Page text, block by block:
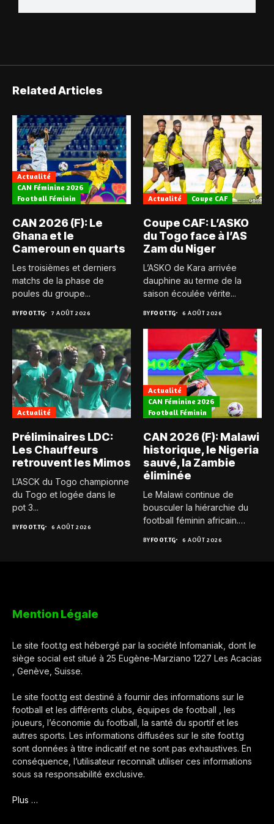
Related Articles
Actualité
CAN Féminine 2026
Football Féminin
CAN 2026 (F): Le
Ghana et le
Cameroun en quarts
Les troisièmes et derniers
matchs de la phase de
poules du groupe...
BYFOOT.TG 7 AOÛT 2026
Actualité Coupe CAF
Coupe CAF: L’ASKO
du Togo face à l’AS
Zam du Niger
L’ASKO de Kara arrivée
dauphine au terme de la
saison écoulée vérite...
BYFOOT.TG 6 AOÛT 2026
Actualité
Préliminaires LDC:
Les Chauffeurs
retrouvent les Mimos
L’ASCK du Togo championne
du Togo et logée dans le
pot 3...
BYFOOT.TG 6 AOÛT 2026
Actualité
CAN Féminine 2026
Football Féminin
CAN 2026 (F): Malawi
historique, le Nigeria
sauvé, la Zambie
éliminée
Le Malawi continue de
bousculer la hiérarchie du
football féminin africain.
BYFOOT.TG 6 AOÛT 2026
Mention Légale
Le site foot.tg est hébergé par la société Infomaniak, dont le
siège social est situé à 25 Eugène-Marziano 1227 Les Acacias
, Genève, Suisse.
Le site foot.tg est destiné à fournir des informations sur le
football et les différents clubs, équipes de football , les
joueurs, l’économie du football, la santé du sportif et les
autres sports. Les informations diffusées sur le site foot.tg
sont données à titre indicatif et ne sont pas exhaustives. En
conséquence, l’utilisateur reconnaît utiliser ces informations
sous sa responsabilité exclusive.
Plus …